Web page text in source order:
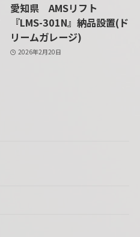
愛知県 AMSリフト
『LMS-301N』納品設置(ド
リームガレージ)
2026年2月20日